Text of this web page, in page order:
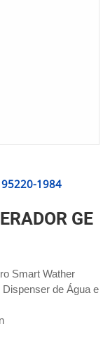
1984
GE
Smart Wather
de Água e